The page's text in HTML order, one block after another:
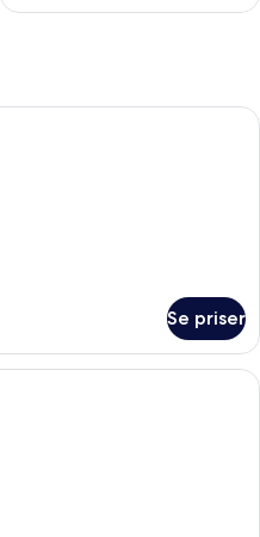
Ett hotellrum med två sängar, ett
Se priser
Allergitestade sängkläder, minibar,